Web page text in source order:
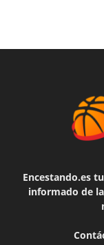
Encestando.es
informado de